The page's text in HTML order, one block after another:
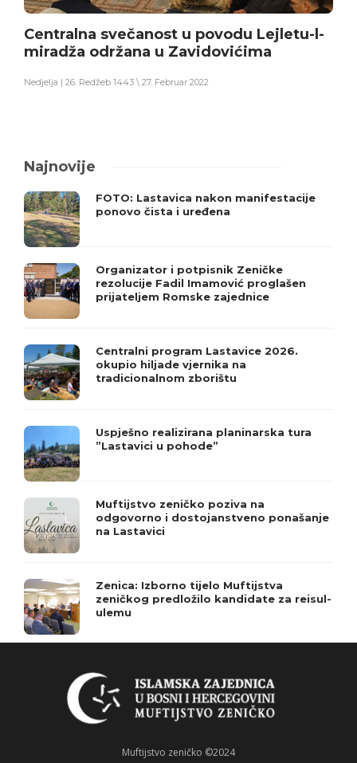
Centralna svečanost u povodu Lejletu-l-
miradža održana u Zavidovićima
Nedjelja | 26. Redžeb 1443 \ 27. Februar 2022
Najnovije
FOTO: Lastavica nakon manifestacije
ponovo čista i uređena
Organizator i potpisnik Zeničke
rezolucije Fadil Imamović proglašen
prijateljem Romske zajednice
Centralni program Lastavice 2026.
okupio hiljade vjernika na
tradicionalnom zborištu
Uspješno realizirana planinarska tura
”Lastavici u pohode”
Muftijstvo zeničko poziva na
odgovorno i dostojanstveno ponašanje
na Lastavici
Zenica: Izborno tijelo Muftijstva
zeničkog predložilo kandidate za reisul-
ulemu
Muftijstvo zeničko ©2024